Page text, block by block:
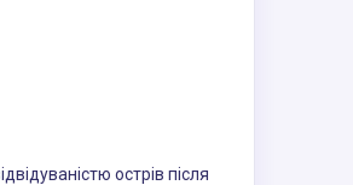
острів після